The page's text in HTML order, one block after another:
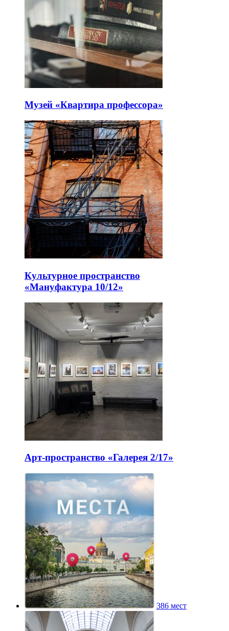
Музей «Квартира профессора»
Культурное пространство
«Мануфактура 10/12»
Арт-пространство «Галерея 2/17»
386 мест